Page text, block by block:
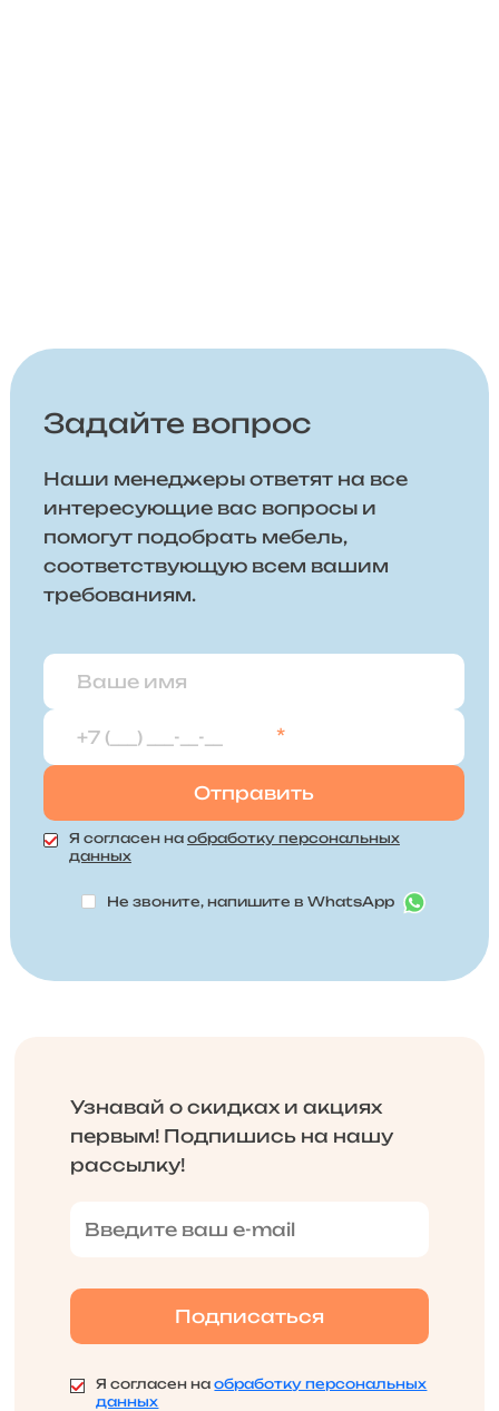
Задайте вопрос
Наши менеджеры ответят на все
интересующие вас вопросы и
помогут подобрать мебель,
соответствующую всем вашим
требованиям.
*
Я согласен на обработку персональных
данных
Не звоните, напишите в WhatsApp
Узнавай о скидках и акциях
первым! Подпишись на нашу
рассылку!
Я согласен наобработку персональных
данных